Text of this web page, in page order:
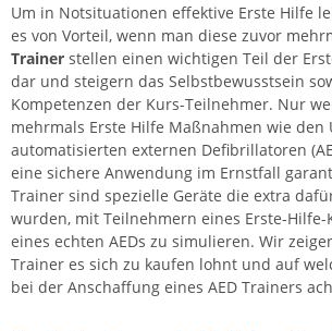
Um in Notsituationen effektive Erste Hilfe
es von Vorteil, wenn man diese zuvor
Trainer stellen einen wichtigen Teil der
dar und steigern das Selbstbewusstsein
Kompetenzen der Kurs-Teilnehmer. Nur
mehrmals Erste Hilfe Maßnahmen wie den
automatisierten externen Defibrillatoren
eine sichere Anwendung im Ernstfall
Trainer sind spezielle Geräte die extra
wurden, mit Teilnehmern eines Erste-Hilfe-
eines echten AEDs zu simulieren. Wir
Trainer es sich zu kaufen lohnt und auf
bei der Anschaffung eines AED Trainers